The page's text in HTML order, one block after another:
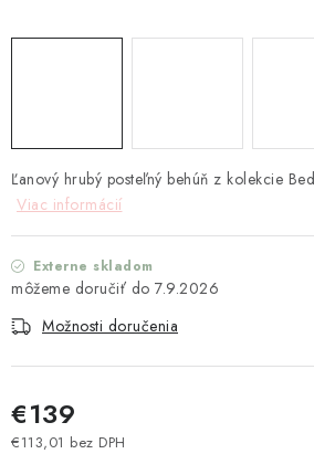
ZNAČKY
Ako nakupovať
Podmienky ochrany osobných údajov
Návod na údržbu nábytku
Ľanový hrubý posteľný behúň z kolekcie
Viac informácií
Externe skladom
7.9.2026
Možnosti doručenia
€139
€113,01 bez DPH